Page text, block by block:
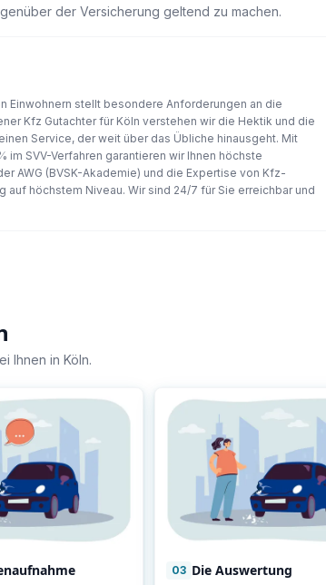
der Versicherung geltend zu machen.
Einwohnern stellt besondere Anforderungen an die
Kfz Gutachter für Köln verstehen wir die Hektik und die
Service, der weit über das Übliche hinausgeht. Mit
SVV-Verfahren garantieren wir Ihnen höchste
AWG (BVSK-Akademie) und die Expertise von Kfz-
höchstem Niveau. Wir sind 24/7 für Sie erreichbar und
Ihnen in Köln.
03 Die Auswertung